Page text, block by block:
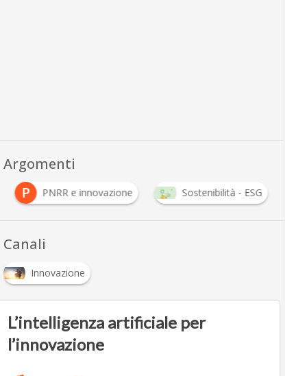
Argomenti
P PNRR e innovazione Sostenibilità - ESG
Canali
Innovazione
L’intelligenza artificiale per
l’innovazione